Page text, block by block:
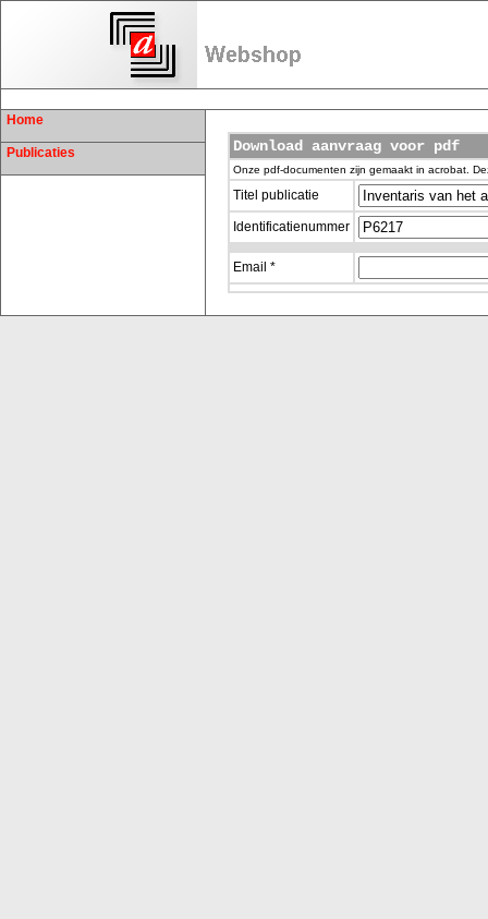
Home
Publicaties Download aanvraag voor pdf
Onze pdf-documenten zijn gemaakt in acrobat.
Titel publicatie
Identificatienummer
Email *